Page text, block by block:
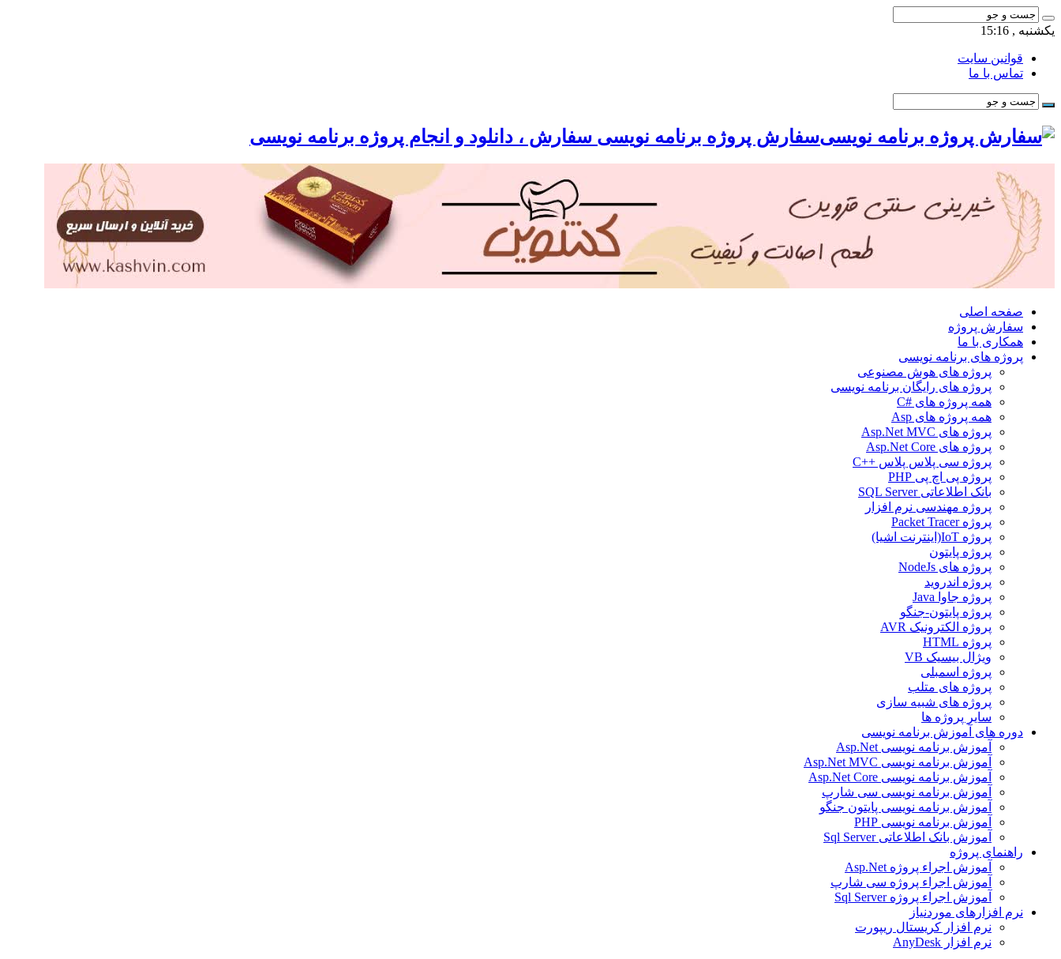
یکشنبه , 15:16
قوانین سایت
تماس با ما
سفارش پروژه برنامه نویسی سفارش ، دانلود و انجام پروژه برنامه نویسی
صفحه اصلی
سفارش پروژه
همکاری با ما
پروژه های برنامه نویسی
پروژه های هوش مصنوعی
پروژه های رایگان برنامه نویسی
همه پروژه های #C
همه پروژه های Asp
پروژه های Asp.Net MVC
پروژه های Asp.Net Core
پروژه سی پلاس پلاس ++C
پروژه پی اچ پی PHP
بانک اطلاعاتی SQL Server
پروژه مهندسی نرم افزار
پروژه Packet Tracer
پروژه IoT(اینترنت اشیا)
پروژه پایتون
پروژه های NodeJs
پروژه اندروید
پروژه جاوا Java
پروژه پایتون-جنگو
پروژه الکترونیک AVR
پروژه HTML
ویژال بیسیک VB
پروژه اسمبلی
پروژه های متلب
پروژه های شبیه سازی
سایر پروژه ها
دوره های آموزش برنامه نویسی
آموزش برنامه نویسی Asp.Net
آموزش برنامه نویسی Asp.Net MVC
آموزش برنامه نویسی Asp.Net Core
آموزش برنامه نویسی سی شارپ
آموزش برنامه نویسی پایتون جنگو
آموزش برنامه نویسی PHP
آموزش بانک اطلاعاتی Sql Server
راهنمای پروژه
آموزش اجراء پروژه Asp.Net
آموزش اجراء پروژه سی شارپ
آموزش اجراء پروژه Sql Server
نرم افزارهای موردنیاز
نرم افزار کریستال ریپورت
نرم افزار AnyDesk